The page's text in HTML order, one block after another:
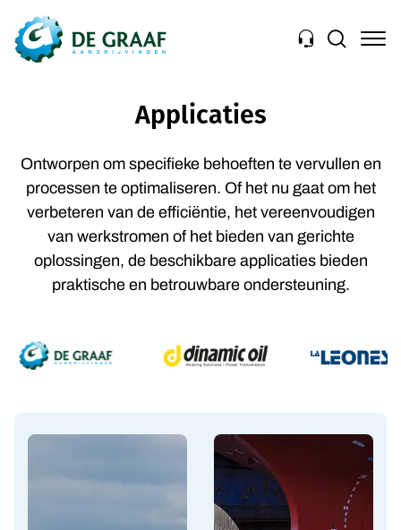
Navigation
Applicaties
Ontworpen om specifieke behoeften te vervullen en
processen te optimaliseren. Of het nu gaat om het
verbeteren van de efficiëntie, het vereenvoudigen
van werkstromen of het bieden van gerichte
oplossingen, de beschikbare applicaties bieden
praktische en betrouwbare ondersteuning.